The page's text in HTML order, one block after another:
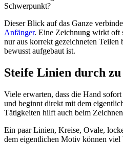
Schwerpunkt?
Dieser Blick auf das Ganze
Anfänger. Eine Zeichnung wirkt oft
nur aus korrekt gezeichneten Teilen
bewusst aufgebaut ist.
Steife Linien durch
Viele erwarten, dass die Hand
und beginnt direkt mit dem
Tätigkeiten hilft auch beim
Ein paar Linien, Kreise, Ovale,
dem eigentlichen Motiv können